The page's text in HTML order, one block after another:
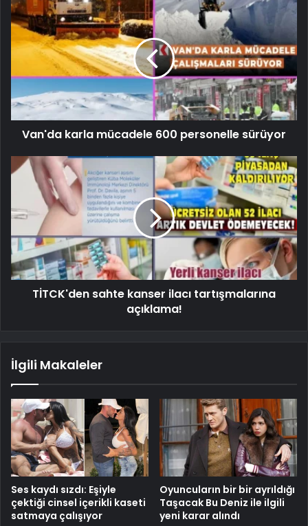
Van'da karla mücadele 600 personelle sürüyor
TİTCK'den sahte kanser ilacı tartışmalarına
açıklama!
İlgili Makaleler
Ses kaydı sızdı: Eşiyle
çektiği cinsel içerikli kaseti
satmaya çalışıyor
Oyuncuların bir bir ayrıldığı
Taşacak Bu Deniz ile ilgili
yeni karar alındı